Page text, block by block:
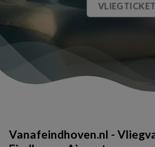
Vanafeindhoven.nl -